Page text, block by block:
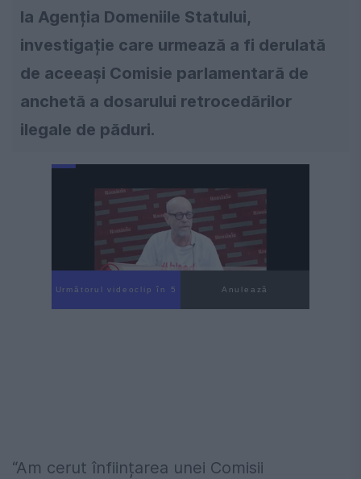
la Agenția Domeniile Statului,
investigație care urmează a fi derulată
de aceeași Comisie parlamentară de
anchetă a dosarului retrocedărilor
ilegale de păduri.
Următorul videoclip în 4 Anulează
“Am cerut înființarea unei Comisii